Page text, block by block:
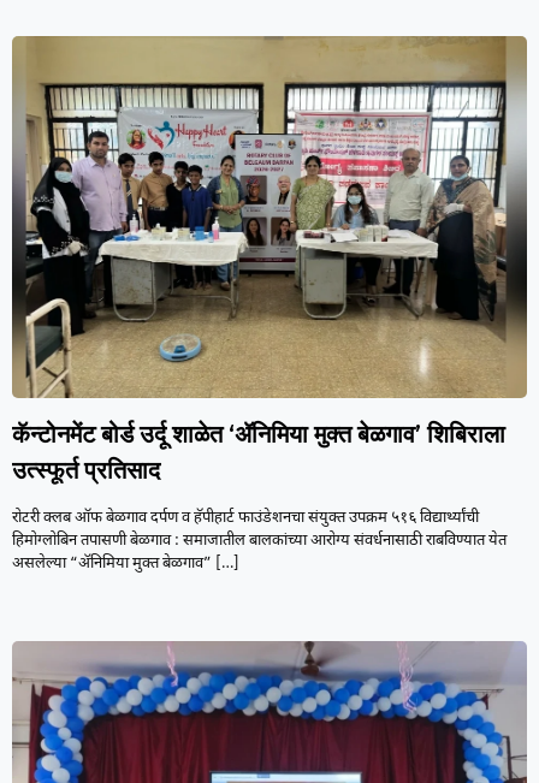
कॅन्टोनमेंट बोर्ड उर्दू शाळेत ‘ॲनिमिया मुक्त बेळगाव’ शिबिराला
उत्स्फूर्त प्रतिसाद
रोटरी क्लब ऑफ बेळगाव दर्पण व हॅपीहार्ट फाउंडेशनचा संयुक्त उपक्रम ५१६ विद्यार्थ्यांची
हिमोग्लोबिन तपासणी बेळगाव : समाजातील बालकांच्या आरोग्य संवर्धनासाठी राबविण्यात येत
असलेल्या “ॲनिमिया मुक्त बेळगाव” […]